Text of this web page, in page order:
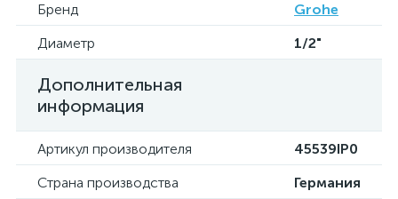
Бренд
Grohe
Диаметр
1/2"
Дополнительная
информация
Артикул производителя
45539IP0
Страна производства
Германия